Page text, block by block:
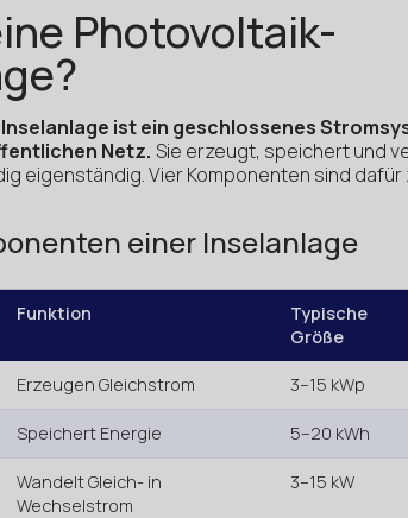
Photovoltaik-
ist ein geschlossenes
Netz. Sie erzeugt, speichert und
eigenständig. Vier Komponenten sind
einer Inselanlage
Funktion
Typische
Größe
Erzeugen Gleichstrom 3–15 kWp
Speichert Energie 5–20 kWh
Wandelt Gleich- in
Wechselstrom
3–15 kW